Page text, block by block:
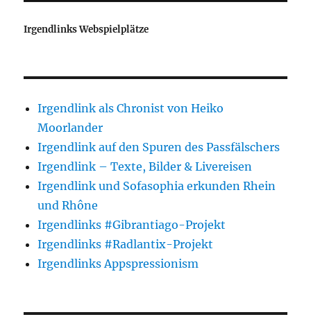
Irgendlinks Webspielplätze
Irgendlink als Chronist von Heiko
Moorlander
Irgendlink auf den Spuren des Passfälschers
Irgendlink – Texte, Bilder & Livereisen
Irgendlink und Sofasophia erkunden Rhein
und Rhône
Irgendlinks #Gibrantiago-Projekt
Irgendlinks #Radlantix-Projekt
Irgendlinks Appspressionism